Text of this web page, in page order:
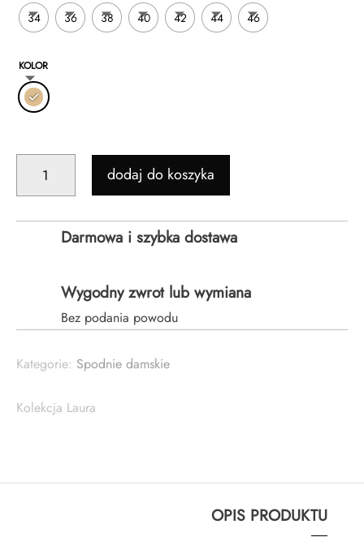
34 36 38 40 42 44 46
KOLOR
ELEGANCKIE
KLASYCZNE
dodaj do koszyka
Darmowa i szybka dostawa
Wygodny zwrot lub wymiana
Bez podania powodu
Kategorie: Spodnie damskie
Kolekcja Laura
OPIS PRODUKTU